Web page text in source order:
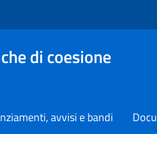
di coesione
avvisi e bandi